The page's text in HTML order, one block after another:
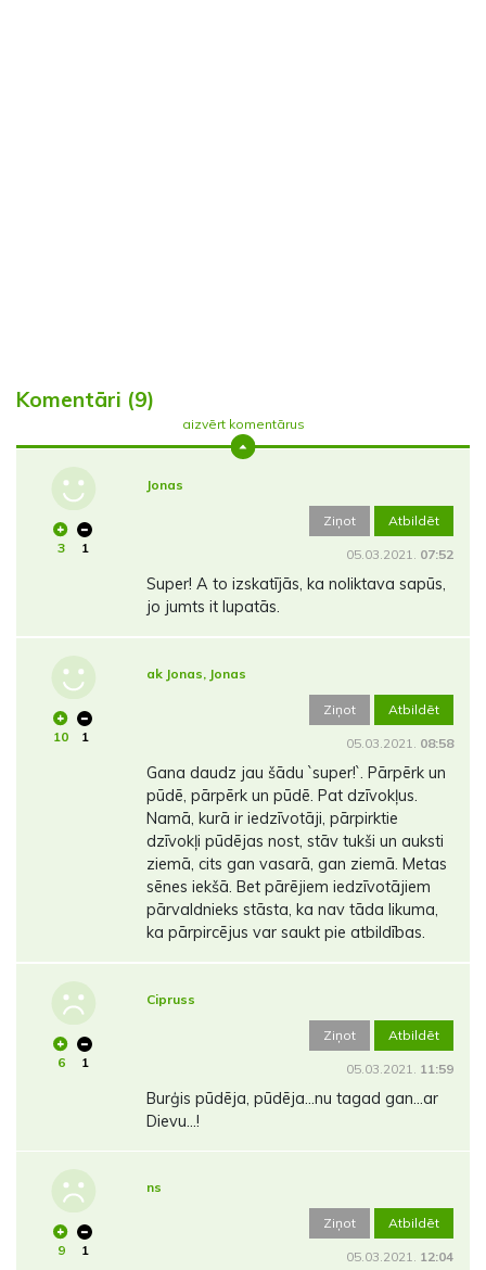
Komentāri (9)
aizvērt komentārus
3 1
Jonas
Ziņot Atbildēt
05.03.2021. 07:52
Super! A to izskatījās, ka noliktava sapūs,
jo jumts it lupatās.
10 1
ak Jonas, Jonas
Ziņot Atbildēt
05.03.2021. 08:58
Gana daudz jau šādu `super!`. Pārpērk un
pūdē, pārpērk un pūdē. Pat dzīvokļus.
Namā, kurā ir iedzīvotāji, pārpirktie
dzīvokļi pūdējas nost, stāv tukši un auksti
ziemā, cits gan vasarā, gan ziemā. Metas
sēnes iekšā. Bet pārējiem iedzīvotājiem
pārvaldnieks stāsta, ka nav tāda likuma,
ka pārpircējus var saukt pie atbildības.
6 1
Cipruss
Ziņot Atbildēt
05.03.2021. 11:59
Burģis pūdēja, pūdēja...nu tagad gan...ar
Dievu...!
9 1
ns
Ziņot Atbildēt
05.03.2021. 12:04